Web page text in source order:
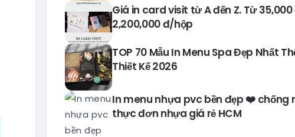
Giá in card visit từ A đến Z. Từ
2,200,000 đ/hộp
TOP 70 Mẫu In Menu Spa Đẹp Nhất
Thiết Kế 2026
In menu nhựa pvc bền đẹp ❤️
thực đơn nhựa giá rẻ HCM